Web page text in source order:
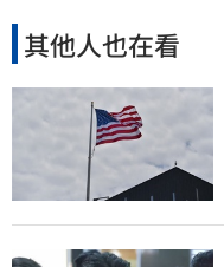
其他人也在看